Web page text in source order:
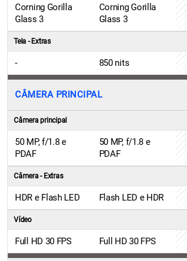
Corning Gorilla
Glass 3
Corning Gorilla
Glass 3
Tela - Extras
- 850 nits
CÂMERA PRINCIPAL
Câmera principal
50 MP, f/1.8 e
PDAF
50 MP, f/1.8 e
PDAF
Câmera - Extras
HDR e Flash LED Flash LED e HDR
Vídeo
Full HD 30 FPS Full HD 30 FPS